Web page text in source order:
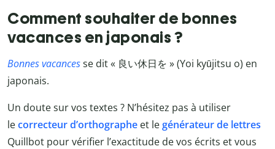
Comment souhaiter de bonnes
vacances en japonais ?
Bonnes vacancesse dit « 良い休日を » (Yoi kyūjitsu o) en
japonais.
Un doute sur vos textes ? N’hésitez pas à utiliser
lecorrecteur d’orthographe et legénérateur de lettres
Quillbot pour vérifier l’exactitude de vos écrits et vous